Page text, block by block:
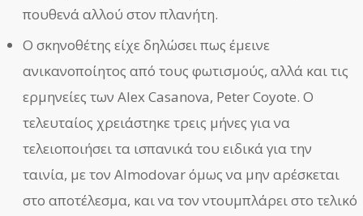
πουθενά αλλού στον πλανήτη.
Ο σκηνοθέτης είχε δηλώσει πως έμεινε
ανικανοποίητος από τους φωτισμούς, αλλά και τις
ερμηνείες των Alex Casanova, Peter Coyote. Ο
τελευταίος χρειάστηκε τρεις μήνες για να
τελειοποιήσει τα ισπανικά του ειδικά για την
ταινία, με τον Almodovar όμως να μην αρέσκεται
στο αποτέλεσμα, και να τον ντουμπλάρει στο τελικό